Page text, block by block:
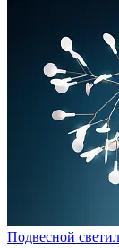
Подвесной